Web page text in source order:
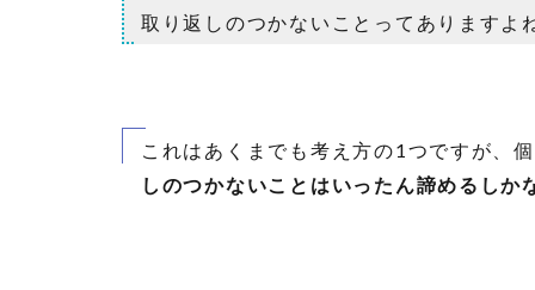
取り返しのつかないことってありますよ
これはあくまでも考え方の1つですが、
しのつかないことはいったん諦めるしか